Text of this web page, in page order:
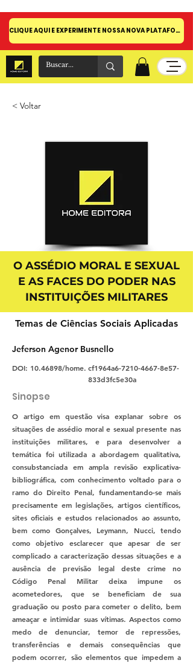
CLIQUE AQUI E EXPERIMENTE NOSSA NOVA PLATAFORMA!
< Voltar
O ASSÉDIO MORAL E SEXUAL
E AS FACES DO PODER NAS
INSTITUIÇÕES MILITARES
Temas de Ciências Sociais Aplicadas
Jeferson Agenor Busnello
DOI: 10.46898/home. cf1964a6-7210-4667-8e57-
833d3fc5e30a
Sinopse
O artigo em questão visa explanar sobre os
situações de assédio moral e sexual presente nas
instituições militares, e para desenvolver a
temática foi utilizada a abordagem qualitativa,
consubstanciada em ampla revisão explicativa-
bibliográfica, com conhecimento voltado para o
ramo do Direito Penal, fundamentando-se mais
precisamente em legislações, artigos científicos,
sites oficiais e estudos relacionados ao assunto,
bem como Gonçalves, Leymann, Nucci, tendo
como objetivo esclarecer que apesar de ser
complicado a caracterização dessas situações e a
ausência de previsão legal deste crime no
Código Penal Militar deixa impune os
acometedores, que se beneficiam de sua
graduação ou posto para cometer o delito, bem
ameaçar e intimidar suas vítimas. Aspectos como
medo de denunciar, temor de repressões,
transferências e demais consequências que
podem ocorrer, são elementos que impedem a